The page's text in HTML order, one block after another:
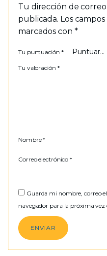
Tu dirección de
publicada. Los
marcados con *
Tu puntuación *
Tu valoración *
Nombre*
Correo electrónico*
Guarda mi nombre, correo
navegador para la próxima vez